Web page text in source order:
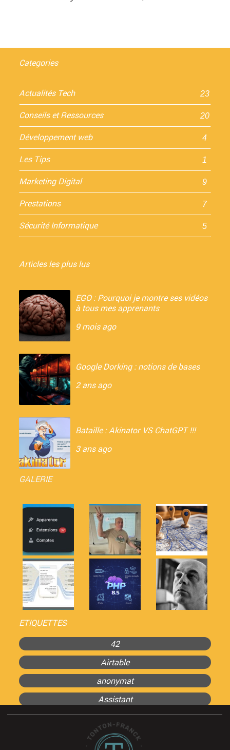
Categories
Actualités Tech 23
Conseils et Ressources 20
Développement web 4
Les Tips 1
Marketing Digital 9
Prestations 7
Sécurité Informatique 5
Articles les plus lus
EGO : Pourquoi je montre ses vidéos
à tous mes apprenants
9 mois ago
Google Dorking : notions de bases
2 ans ago
Bataille : Akinator VS ChatGPT !!!
3 ans ago
GALERIE
ETIQUETTES
42
Airtable
anonymat
Assistant